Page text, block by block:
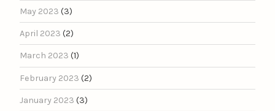
May 2023 (3)
April 2023 (2)
March 2023 (1)
February 2023 (2)
January 2023 (3)